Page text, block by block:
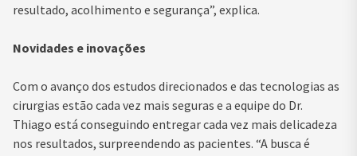
resultado, acolhimento e segurança”, explica.
Novidades e inovações
Com o avanço dos estudos direcionados e das tecnologias as
cirurgias estão cada vez mais seguras e a equipe do Dr.
Thiago está conseguindo entregar cada vez mais delicadeza
nos resultados, surpreendendo as pacientes. “A busca é